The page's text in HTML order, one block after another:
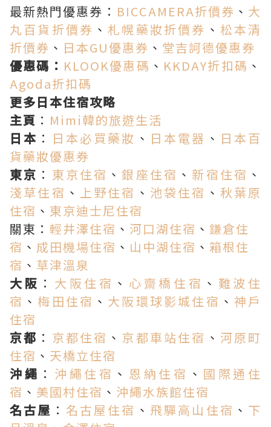
最新熱門優惠券： BICCAMERA折價券 、 大
丸百貨折價券 、札幌藥妝折價券 、 松本清
折價券 、 日本GU優惠券 、 堂吉訶德優惠券
優惠碼： KLOOK優惠碼 、 KKDAY折扣碼 、
Agoda折扣碼
更多日本住宿攻略
主頁 ： Mimi韓的旅遊生活
日本 ： 日本必買藥妝 、 日本電器 、 日本百
貨藥妝優惠券
東京 ： 東京住宿 、銀座住宿 、 新宿住宿 、
淺草住宿 、 上野住宿 、 池袋住宿 、 秋葉原
住宿 、 東京迪士尼住宿
關東： 輕井澤住宿 、 河口湖住宿 、 鎌倉住
宿 、 成田機場住宿 、 山中湖住宿 、 箱根住
宿 、 草津溫泉
大阪 ： 大阪住宿 、 心齋橋住宿 、 難波住
宿 、 梅田住宿 、 大阪環球影城住宿 、 神戶
住宿
京都 ： 京都住宿 、 京都車站住宿 、 河原町
住宿 、 天橋立住宿
沖繩 ： 沖繩住宿 、 恩納住宿 、 國際通住
宿 、 美國村住宿 、 沖繩水族館住宿
名古屋 ： 名古屋住宿 、 飛驒高山住宿 、 下